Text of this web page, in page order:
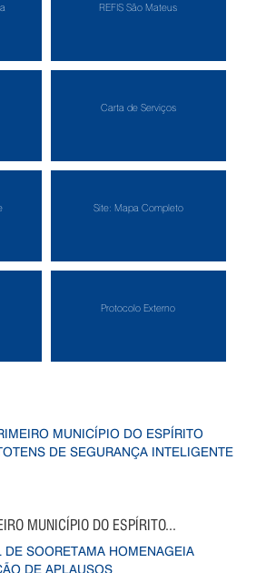
REFIS São Mateus
Carta de Serviços
Site: Mapa Completo
Protocolo Externo
MUNICÍPIO DO ESPÍRITO...